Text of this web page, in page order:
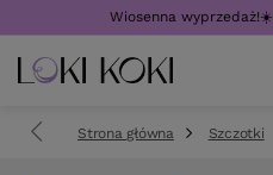
Wiosenna wyprzedaż!☀️
Strona główna Szczotki